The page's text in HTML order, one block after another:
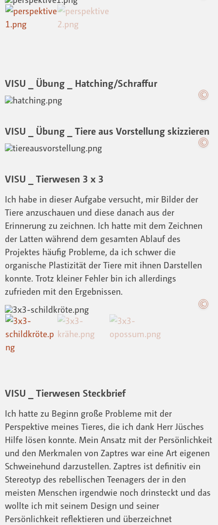
VISU _ Übung _ Hatching/Schraffur
VISU _ Übung _ Tiere aus Vorstellung skizzieren
VISU _ Tierwesen 3 x 3
Ich habe in dieser Aufgabe versucht, mir Bilder der
Tiere anzuschauen und diese danach aus der
Erinnerung zu zeichnen. Ich hatte mit dem Zeichnen
der Latten während dem gesamten Ablauf des
Projektes häufig Probleme, da ich schwer die
organische Plastizität der Tiere mit ihnen Darstellen
konnte. Trotz kleiner Fehler bin ich allerdings
zufrieden mit den Ergebnissen.
VISU _ Tierwesen Steckbrief
Ich hatte zu Beginn große Probleme mit der
Perspektive meines Tieres, die ich dank Herr Jüsches
Hilfe lösen konnte. Mein Ansatz mit der Persönlichkeit
und den Merkmalen von Zaptres war eine Art eigenen
Schweinehund darzustellen. Zaptres ist definitiv ein
Stereotyp des rebellischen Teenagers der in den
meisten Menschen irgendwie noch drinsteckt und das
wollte ich mit seinem Design und seiner
Persönlichkeit reflektieren und überzeichnet